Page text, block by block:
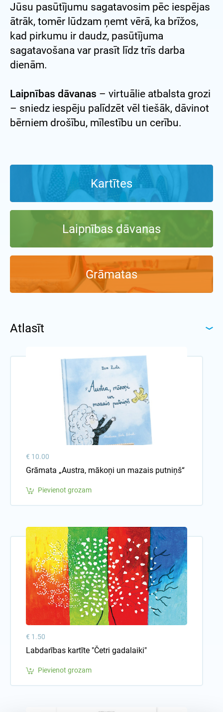
Jūsu pasūtījumu sagatavosim pēc iespējas
ātrāk, tomēr lūdzam ņemt vērā, ka brīžos,
kad pirkumu ir daudz, pasūtījuma
sagatavošana var prasīt līdz trīs darba
dienām.
Laipnības dāvanas – virtuālie atbalsta grozi
– sniedz iespēju palīdzēt vēl tiešāk, dāvinot
bērniem drošību, mīlestību un cerību.
Kartītes
Laipnības dāvanas
Grāmatas
Atlasīt
€ 10.00
Grāmata „Austra, mākoņi un mazais putniņš“
Pievienot grozam
€ 1.50
Labdarības kartīte "Četri gadalaiki"
Pievienot grozam